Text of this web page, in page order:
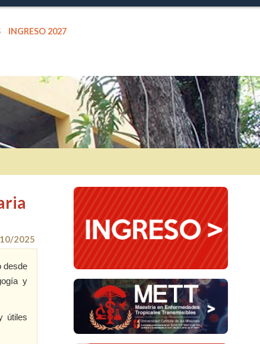
INGRESO 2027
2025
desde
y
útiles